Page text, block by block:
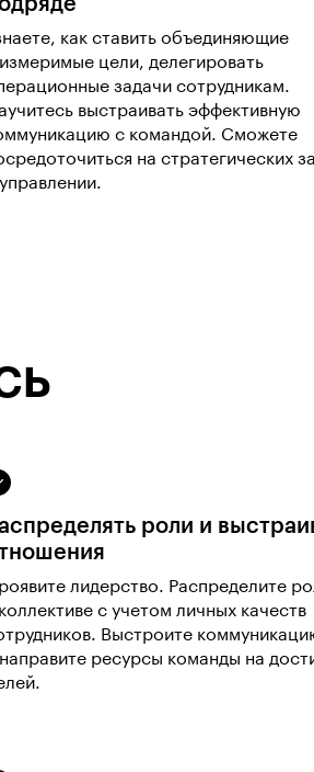
как ставить объединяющие
цели, делегировать
задачи сотрудникам.
выстраивать эффективную
с командой. Сможете
на стратегических
роли и
лидерство. Распределите
с учетом личных качеств
Выстроите
ресурсы команды на